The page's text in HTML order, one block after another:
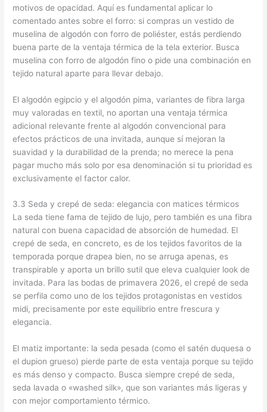
motivos de opacidad. Aquí es fundamental aplicar lo
comentado antes sobre el forro: si compras un vestido de
muselina de algodón con forro de poliéster, estás perdiendo
buena parte de la ventaja térmica de la tela exterior. Busca
muselina con forro de algodón fino o pide una combinación en
tejido natural aparte para llevar debajo.
El algodón egipcio y el algodón pima, variantes de fibra larga
muy valoradas en textil, no aportan una ventaja térmica
adicional relevante frente al algodón convencional para
efectos prácticos de una invitada, aunque sí mejoran la
suavidad y la durabilidad de la prenda; no merece la pena
pagar mucho más solo por esa denominación si tu prioridad es
exclusivamente el factor calor.
3.3 Seda y crepé de seda: elegancia con matices térmicos
La seda tiene fama de tejido de lujo, pero también es una fibra
natural con buena capacidad de absorción de humedad. El
crepé de seda, en concreto, es de los tejidos favoritos de la
temporada porque drapea bien, no se arruga apenas, es
transpirable y aporta un brillo sutil que eleva cualquier look de
invitada. Para las bodas de primavera 2026, el crepé de seda
se perfila como uno de los tejidos protagonistas en vestidos
midi, precisamente por este equilibrio entre frescura y
elegancia.
El matiz importante: la seda pesada (como el satén duquesa o
el dupion grueso) pierde parte de esta ventaja porque su tejido
es más denso y compacto. Busca siempre crepé de seda,
seda lavada o «washed silk», que son variantes más ligeras y
con mejor comportamiento térmico.